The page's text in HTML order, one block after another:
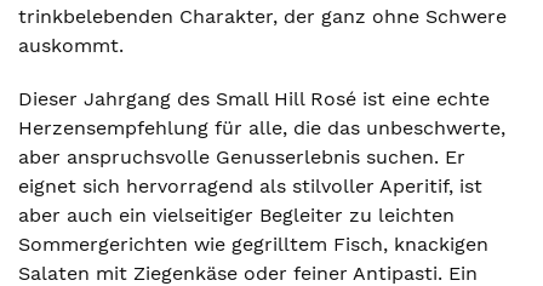
trinkbelebenden Charakter, der ganz ohne Schwere
auskommt.
Dieser Jahrgang des Small Hill Rosé ist eine echte
Herzensempfehlung für alle, die das unbeschwerte,
aber anspruchsvolle Genusserlebnis suchen. Er
eignet sich hervorragend als stilvoller Aperitif, ist
aber auch ein vielseitiger Begleiter zu leichten
Sommergerichten wie gegrilltem Fisch, knackigen
Salaten mit Ziegenkäse oder feiner Antipasti. Ein